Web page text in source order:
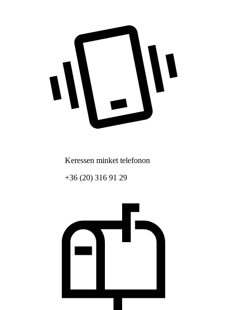
Keressen minket telefonon
+36 (20) 316 91 29